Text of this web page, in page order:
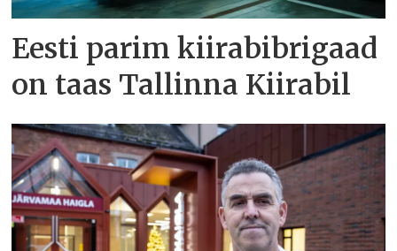
Eesti parim kiirabibrigaad
on taas Tallinna Kiirabil